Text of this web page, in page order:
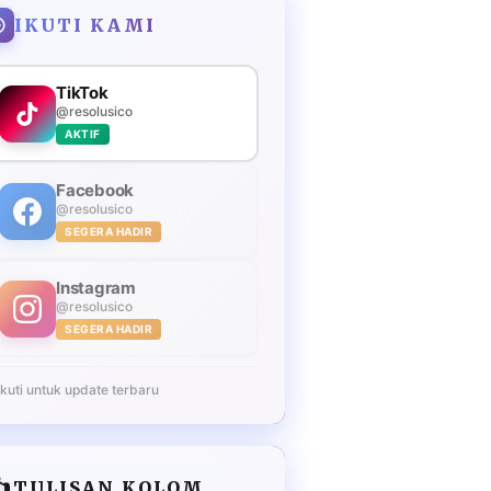
IKUTI KAMI
TikTok
@resolusico
AKTIF
Facebook
@resolusico
SEGERA HADIR
Instagram
@resolusico
SEGERA HADIR
untuk update terbaru